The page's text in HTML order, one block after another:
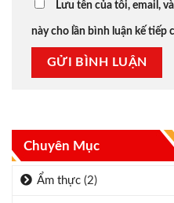
Chuyên Mục
Ẩm thực (2)
Lưu tên của tôi, email,
này cho lần bình luận kế tiếp